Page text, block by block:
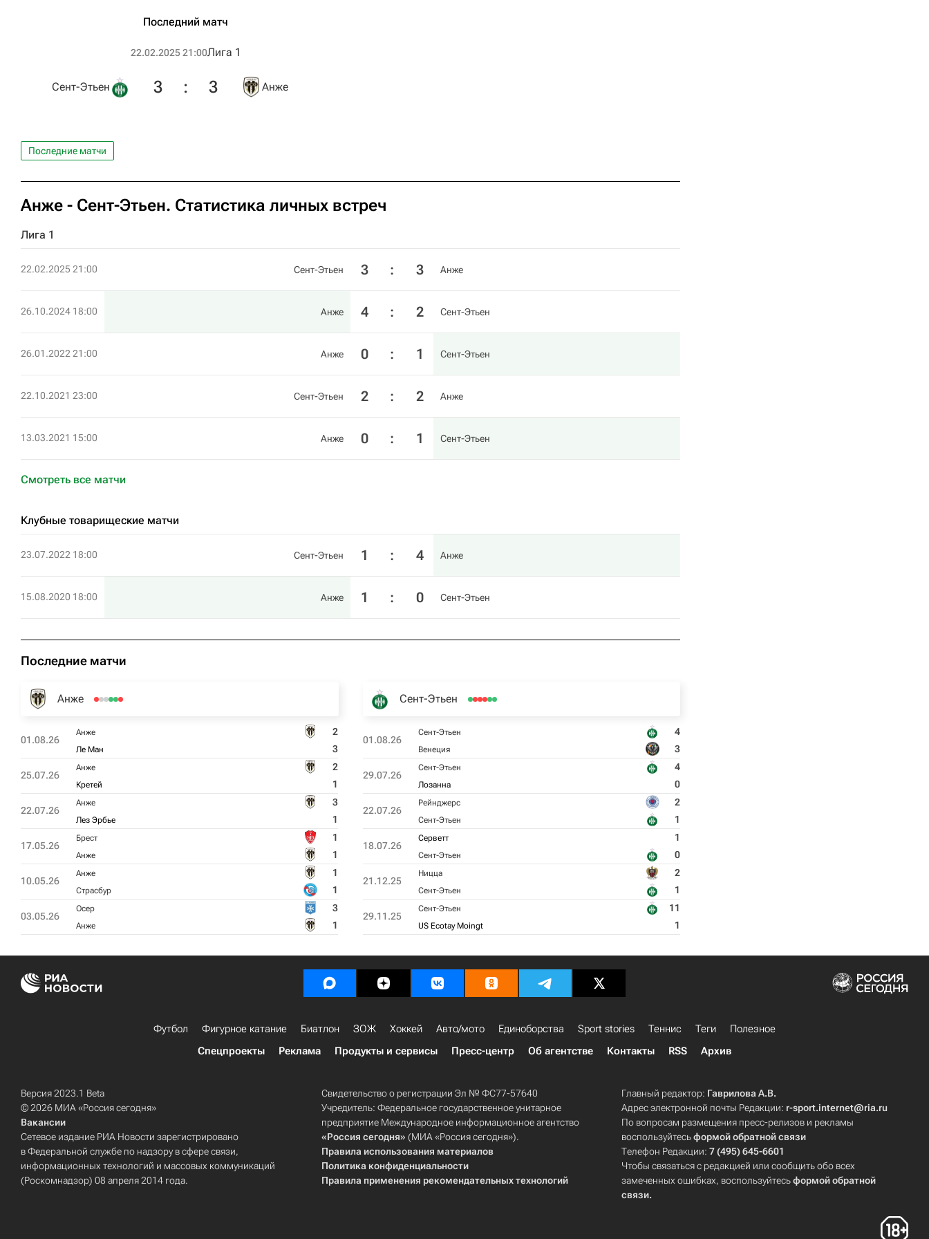
Последний матч
22.02.2025 21:00Лига 1
Сент-Этьен 3 : 3 Анже
Последние матчи
Анже - Сент-Этьен. Статистика личных встреч
Лига 1
22.02.2025 21:00 Сент-Этьен 3 : 3 Анже
26.10.2024 18:00 Анже 4 : 2 Сент-Этьен
26.01.2022 21:00 Анже 0 : 1 Сент-Этьен
22.10.2021 23:00 Сент-Этьен 2 : 2 Анже
13.03.2021 15:00 Анже 0 : 1 Сент-Этьен
Смотреть все матчи
Клубные товарищеские матчи
23.07.2022 18:00 Сент-Этьен 1 : 4 Анже
15.08.2020 18:00 Анже 1 : 0 Сент-Этьен
Последние матчи
Анже
01.08.26
Анже 2
Ле Ман 3
25.07.26
Анже 2
Кретей 1
22.07.26
Анже 3
Лез Эрбье 1
17.05.26
Брест 1
Анже 1
10.05.26
Анже 1
Страсбур 1
03.05.26
Осер 3
Анже 1
Сент-Этьен
01.08.26
Сент-Этьен 4
Венеция 3
29.07.26
Сент-Этьен 4
Лозанна 0
22.07.26
Рейнджерс 2
Сент-Этьен 1
18.07.26
Серветт 1
Сент-Этьен 0
21.12.25
Ницца 2
Сент-Этьен 1
29.11.25
Сент-Этьен 11
US Ecotay Moingt 1
Футбол Фигурное катание Биатлон ЗОЖ Хоккей Авто/мото Единоборства Sport stories Теннис Теги
Полезное
Спецпроекты
Реклама Продукты и сервисы Пресс-центр Об агентстве Контакты RSS Архив
Версия 2023.1 Beta
© 2026 МИА «Россия сегодня»
Вакансии
Сетевое издание РИА Новости зарегистрировано
в Федеральной службе по надзору в сфере связи,
информационных технологий и массовых коммуникаций
(Роскомнадзор) 08 апреля 2014 года.
Свидетельство о регистрации Эл № ФС77-57640
Учредитель: Федеральное государственное унитарное
предприятие Международное информационное агентство
«Россия сегодня» (МИА «Россия сегодня»).
Правила использования материалов
Политика конфиденциальности
Правила применения рекомендательных технологий
Главный редактор: Гаврилова А.В.
Адрес электронной почты Редакции: r-sport.internet@ria.ru
По вопросам размещения пресс-релизов и рекламы
воспользуйтесьформой обратной связи
Телефон Редакции:7 (495) 645-6601
Чтобы связаться с редакцией или сообщить обо всех
замеченных ошибках, воспользуйтесьформой обратной
связи.